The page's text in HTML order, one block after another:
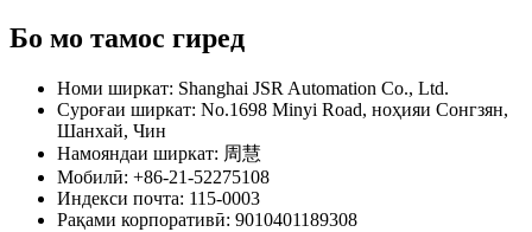
Бо мо тамос гиред
Номи ширкат: Shanghai JSR Automation Co., Ltd.
Суроғаи ширкат: No.1698 Minyi Road, ноҳияи Сонгзян,
Шанхай, Чин
Намояндаи ширкат: 周慧
Мобилӣ: +86-21-52275108
Индекси почта: 115-0003
Рақами корпоративӣ: 9010401189308